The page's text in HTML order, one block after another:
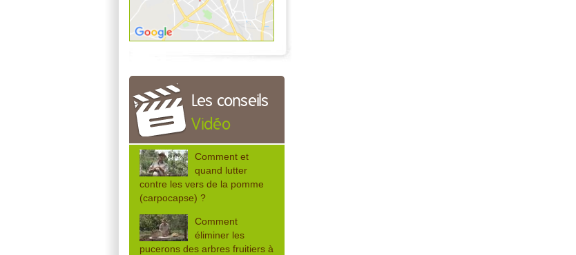
Les conseils
Vidéo
Comment et
quand lutter
contre les vers de la pomme
(carpocapse) ?
Comment
éliminer les
pucerons des arbres fruitiers à